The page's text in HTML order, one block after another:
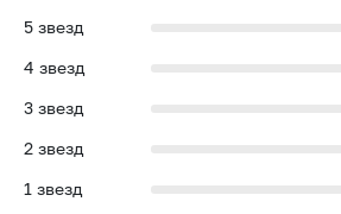
5 звезд
4 звезд
3 звезд
2 звезд
1 звезд